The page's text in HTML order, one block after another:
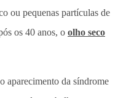
ou pequenas partículas de
os 40 anos, o olho seco
aparecimento da síndrome